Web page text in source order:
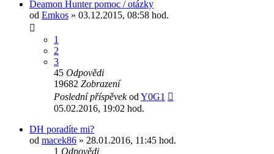
Deamon Hunter pomoc / otázky
od Emkos » 03.12.2015, 08:58 hod.
1
2
3
45 Odpovědi
19682 Zobrazení
Poslední příspěvekod Y0G1
05.02.2016, 19:02 hod.
DH poradíte mi?
od macek86 » 28.01.2016, 11:45 hod.
1 Odpovědi